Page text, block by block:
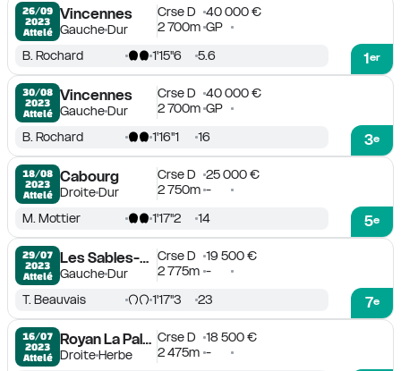
26/09
2023
Attelé
Vincennes
GaucheDur
Crse D
40 000 €
2 700m GP
1er
B. Rochard 1'15''6 5.6
30/08
2023
Attelé
Vincennes
GaucheDur
Crse D
40 000 €
2 700m GP
3e
B. Rochard 1'16''1 16
18/08
2023
Attelé
Cabourg
DroiteDur
Crse D
25 000 €
2 750m -
5e
M. Mottier 1'17''2 14
29/07
2023
Attelé
Les Sables-d'Olonne
GaucheDur
Crse D
19 500 €
2 775m -
7e
T. Beauvais 1'17''3 23
16/07
2023
Attelé
Royan La Palmyre
DroiteHerbe
Crse D
18 500 €
2 475m -